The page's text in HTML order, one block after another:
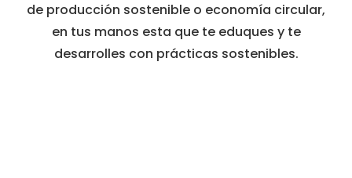
de producción sostenible o economía circular,
en tus manos esta que te eduques y te
desarrolles con prácticas sostenibles.